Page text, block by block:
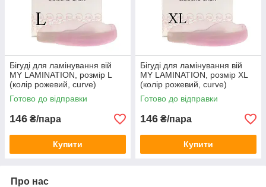
Бігуді для ламінування вій
MY LAMINATION, розмір L
(колір рожевий, curve)
Готово до відправки
146 ₴/пара
Купити
Бігуді для ламінування вій
MY LAMINATION, розмір XL
(колір рожевий, curve)
Готово до відправки
146 ₴/пара
Купити
Про нас